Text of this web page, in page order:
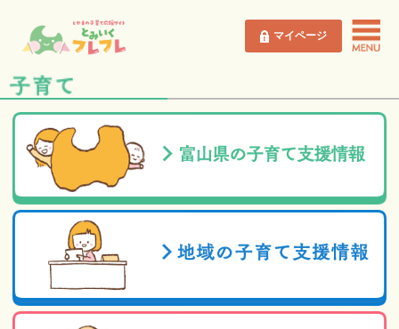
マイページ